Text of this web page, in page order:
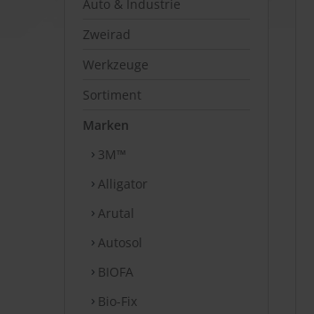
Auto & Industrie
Zweirad
Werkzeuge
Sortiment
Marken
3M™
Alligator
Arutal
Autosol
BIOFA
Bio-Fix